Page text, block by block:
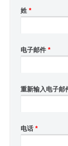
姓 *
电子邮件 *
重新输入电子邮
电话 *